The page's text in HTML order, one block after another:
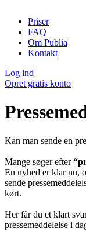
Priser
FAQ
Om Publia
Kontakt
Log ind
Opret gratis konto
Kan man sende en
Mange søger efter
En nyhed er klar nu,
sende
kørt.
Her får du et klart
pressemeddelelse i